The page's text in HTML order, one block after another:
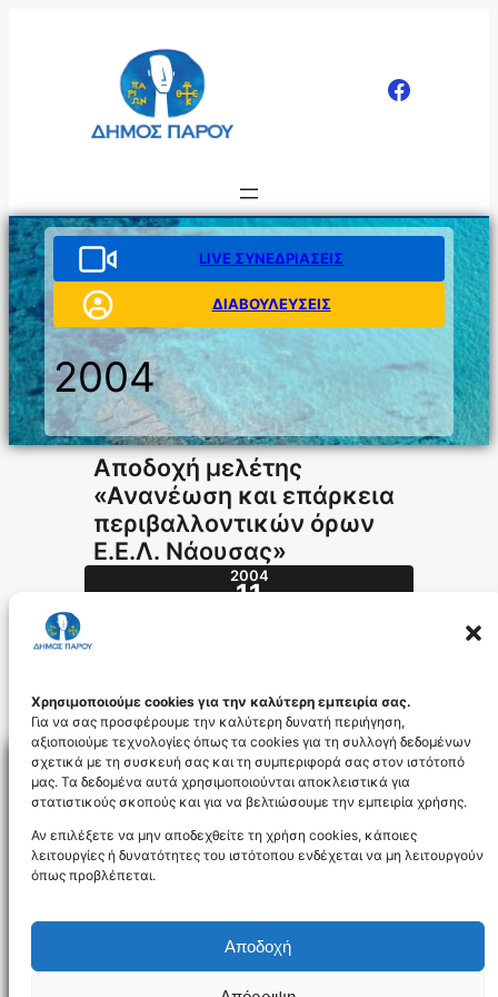
Χρησιμοποιούμε cookies για την καλύτερη εμπειρία σας.
Για να σας προσφέρουμε την καλύτερη δυνατή περιήγηση,
αξιοποιούμε τεχνολογίες όπως τα cookies για τη συλλογή δεδομένων
σχετικά με τη συσκευή σας και τη συμπεριφορά σας στον ιστότοπό
μας. Τα δεδομένα αυτά χρησιμοποιούνται αποκλειστικά για
στατιστικούς σκοπούς και για να βελτιώσουμε την εμπειρία χρήσης.
Αν επιλέξετε να μην αποδεχθείτε τη χρήση cookies, κάποιες
λειτουργίες ή δυνατότητες του ιστότοπου ενδέχεται να μη λειτουργούν
όπως προβλέπεται.
Αποδοχή
LIVE ΣΥΝΕΔΡΙΑΣΕΙΣ
ΔΙΑΒΟΥΛΕΥΣΕΙΣ
2004
Αποδοχή μελέτης
«Ανανέωση και επάρκεια
περιβαλλοντικών όρων
Ε.Ε.Λ. Νάουσας»
2004
11
58.2004_id670
NEWSLETTER